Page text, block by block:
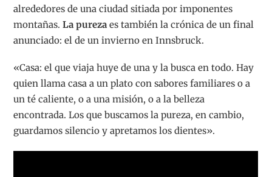
alrededores de una ciudad sitiada por imponentes
montañas.La purezaes también la crónica de un final
anunciado: el de un invierno en Innsbruck.
«Casa: el que viaja huye de una y la busca en todo. Hay
quien llama casa a un plato con sabores familiares o a
un té caliente, o a una misión, o a la belleza
encontrada. Los que buscamos la pureza, en cambio,
guardamos silencio y apretamos los dientes».